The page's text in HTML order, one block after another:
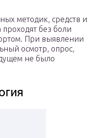
методик, средств и
без боли
При выявлении
осмотр, опрос,
не было